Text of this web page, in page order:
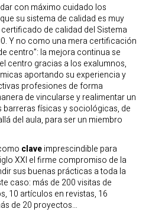
con máximo cuidado los
su sistema de calidad es muy
de calidad del Sistema
Y no como una mera certificación
centro”: la mejora continua se
centro gracias a los exalumnos,
aportando su experiencia y
profesiones de forma
de vincularse y realimentar un
físicas y sociológicas, de
del aula, para ser un miembro
claveimprescindible para
XXI el firme compromiso de la
sus buenas prácticas a toda la
caso: más de 200 visitas de
10 artículos en revistas, 16
de 20 proyectos…